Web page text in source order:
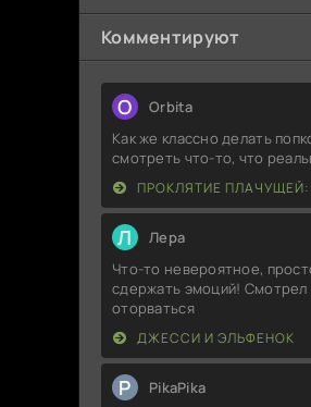
Комментируют
O Orbita
Как же классно делать
смотреть что-то, что
ПРОКЛЯТИЕ ПЛАЧУЩЕЙ:
Л Лера
Что-то невероятное,
сдержать эмоций! Смотрел
оторваться
ДЖЕССИ И ЭЛЬФЕНОК
P PikaPika